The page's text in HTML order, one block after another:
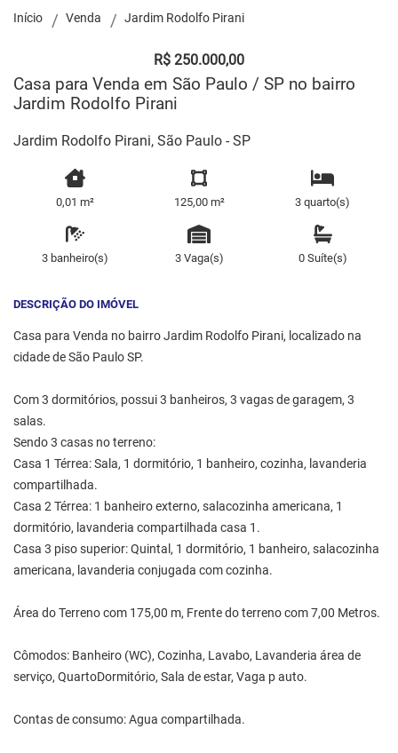
Início Venda Jardim Rodolfo Pirani
R$ 250.000,00
Casa para Venda em São Paulo / SP no bairro
Jardim Rodolfo Pirani
Jardim Rodolfo Pirani, São Paulo - SP
0,01 m² 125,00 m² 3 quarto(s)
3 banheiro(s) 3 Vaga(s) 0 Suíte(s)
DESCRIÇÃO DO IMÓVEL
Casa para Venda no bairro Jardim Rodolfo Pirani, localizado na
cidade de São Paulo SP.
Com 3 dormitórios, possui 3 banheiros, 3 vagas de garagem, 3
salas.
Sendo 3 casas no terreno:
Casa 1 Térrea: Sala, 1 dormitório, 1 banheiro, cozinha, lavanderia
compartilhada.
Casa 2 Térrea: 1 banheiro externo, salacozinha americana, 1
dormitório, lavanderia compartilhada casa 1.
Casa 3 piso superior: Quintal, 1 dormitório, 1 banheiro, salacozinha
americana, lavanderia conjugada com cozinha.
Área do Terreno com 175,00 m, Frente do terreno com 7,00 Metros.
Cômodos: Banheiro (WC), Cozinha, Lavabo, Lavanderia área de
serviço, QuartoDormitório, Sala de estar, Vaga p auto.
Contas de consumo: Agua compartilhada.